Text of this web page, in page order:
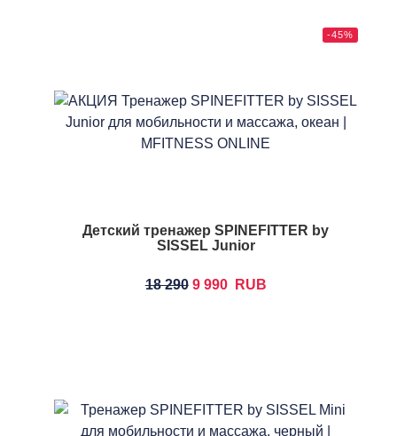
-45%
Детский тренажер SPINEFITTER by
SISSEL Junior
18 290 9 990 RUB